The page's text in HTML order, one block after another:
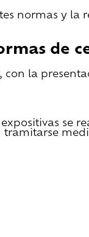
normas y la
de
con la
se
tramitarse